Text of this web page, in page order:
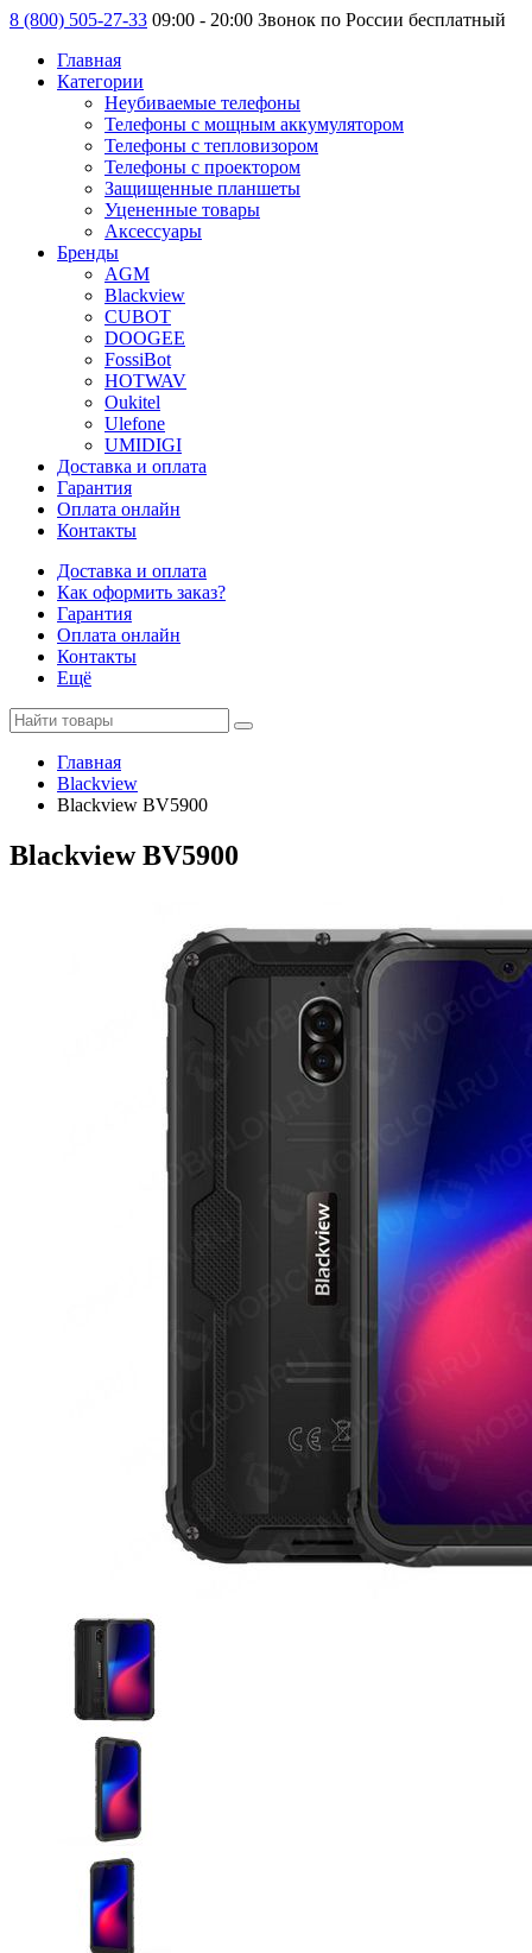
8 (800) 505-27-33 09:00 - 20:00 Звонок по России бесплатный
Главная
Категории
Неубиваемые телефоны
Телефоны с мощным аккумулятором
Телефоны с тепловизором
Телефоны с проектором
Защищенные планшеты
Уцененные товары
Аксессуары
Бренды
AGM
Blackview
CUBOT
DOOGEE
FossiBot
HOTWAV
Oukitel
Ulefone
UMIDIGI
Доставка и оплата
Гарантия
Оплата онлайн
Контакты
Доставка и оплата
Как оформить заказ?
Гарантия
Оплата онлайн
Контакты
Ещё
Главная
Blackview
Blackview BV5900
Blackview BV5900